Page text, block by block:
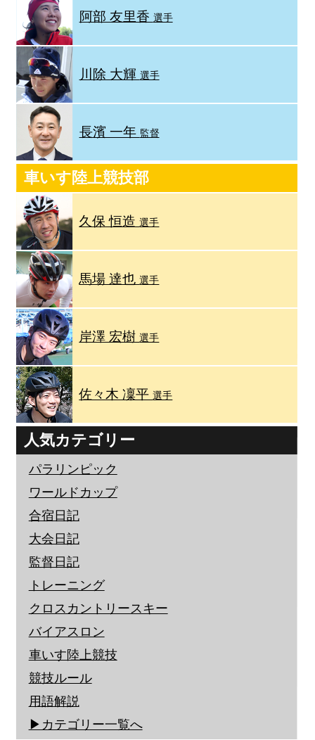
阿部 友里香 選手
川除 大輝 選手
長濱 一年 監督
車いす陸上競技部
久保 恒造選手
馬場 達也選手
岸澤 宏樹選手
佐々木 凜平選手
人気カテゴリー
パラリンピック
ワールドカップ
合宿日記
大会日記
監督日記
トレーニング
クロスカントリースキー
バイアスロン
車いす陸上競技
競技ルール
用語解説
▶︎カテゴリー一覧へ